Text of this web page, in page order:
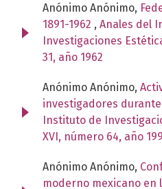
Anónimo Anónimo,
1891-1962 , Anales del
Investigaciones
31, año 1962
Anónimo Anónimo,
investigadores durante
Instituto de
XVI, número 64, año
Anónimo Anónimo,
moderno mexicano en